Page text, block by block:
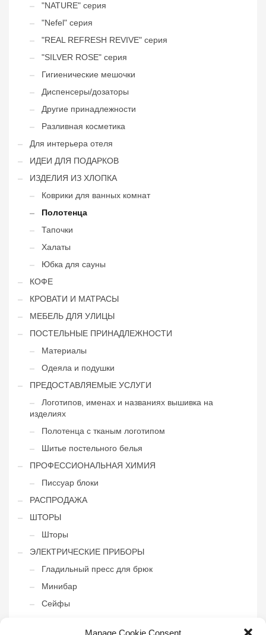
Manage Cookie Consent
"NATURE" серия
"Nefel" cерия
"REAL REFRESH REVIVE" серия
"SILVER ROSE" серия
Гигиенические мешочки
Диспенсеры/дозаторы
Другие принадлежности
Разливная косметика
Для интерьера отеля
ИДЕИ ДЛЯ ПОДАРКОВ
ИЗДЕЛИЯ ИЗ ХЛОПКА
Коврики для ванных комнат
Полотенца
Тапочки
Халаты
Юбка для сауны
КОФЕ
КРОВАТИ И МАТРАСЫ
МЕБЕЛЬ ДЛЯ УЛИЦЫ
ПОСТЕЛЬНЫЕ ПРИНАДЛЕЖНОСТИ
Материалы
Одеяла и подушки
ПРЕДОСТАВЛЯЕМЫЕ УСЛУГИ
Логотипов, именах и названиях вышивка на
изделиях
Полотенца с тканым логотипом
Шитье постельного белья
ПРОФЕССИОНАЛЬНАЯ ХИМИЯ
Писсуар блоки
РАСПРОДАЖА
ШТОРЫ
Шторы
ЭЛЕКТРИЧЕСКИЕ ПРИБОРЫ
Гладильный пресс для брюк
Минибар
Сейфы